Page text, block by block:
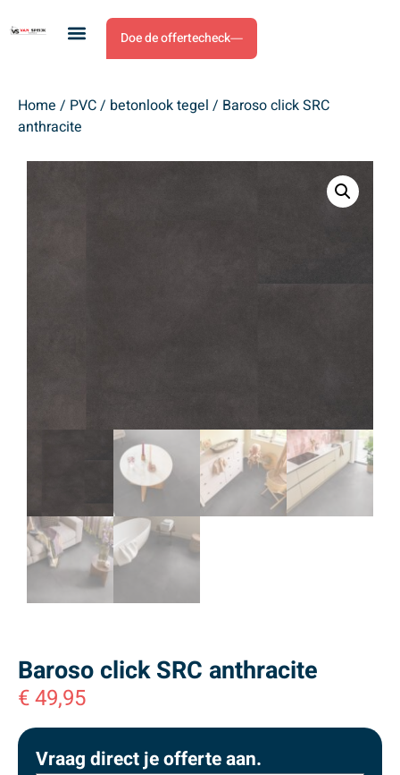
Doe de offertecheck
Home / PVC/ betonlook tegel / Baroso click SRC
anthracite
Baroso click SRC anthracite
€49,95
Vraag direct je offerte aan.